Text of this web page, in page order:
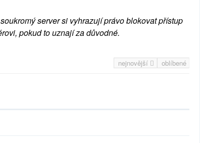
server si vyhrazují právo blokovat přístup
pokud to uznají za důvodné.
nejnovější oblíbené